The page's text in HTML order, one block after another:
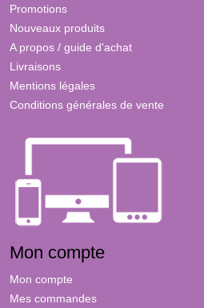
Promotions
Nouveaux produits
A propos / guide d'achat
Livraisons
Mentions légales
Conditions générales de vente
Mon compte
Mon compte
Mes commandes